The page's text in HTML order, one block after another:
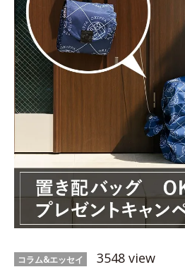
コラム&エッセイ 3548 view